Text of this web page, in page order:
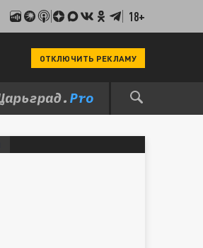
18+
ОТКЛЮЧИТЬ РЕКЛАМУ